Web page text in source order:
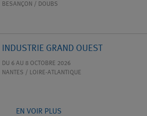
BESANÇON / DOUBS
INDUSTRIE GRAND OUEST
DU 6 AU 8 OCTOBRE 2026
NANTES / LOIRE-ATLANTIQUE
EN VOIR PLUS